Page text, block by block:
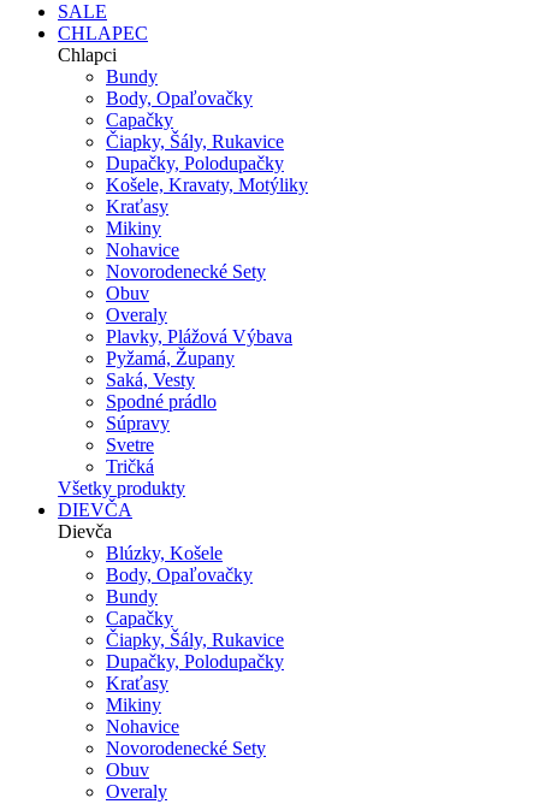
SALE
CHLAPEC
Chlapci
Bundy
Body, Opaľovačky
Capačky
Čiapky, Šály, Rukavice
Dupačky, Polodupačky
Košele, Kravaty, Motýliky
Kraťasy
Mikiny
Nohavice
Novorodenecké Sety
Obuv
Overaly
Plavky, Plážová Výbava
Pyžamá, Župany
Saká, Vesty
Spodné prádlo
Súpravy
Svetre
Tričká
Všetky produkty
DIEVČA
Dievča
Blúzky, Košele
Body, Opaľovačky
Bundy
Capačky
Čiapky, Šály, Rukavice
Dupačky, Polodupačky
Kraťasy
Mikiny
Nohavice
Novorodenecké Sety
Obuv
Overaly